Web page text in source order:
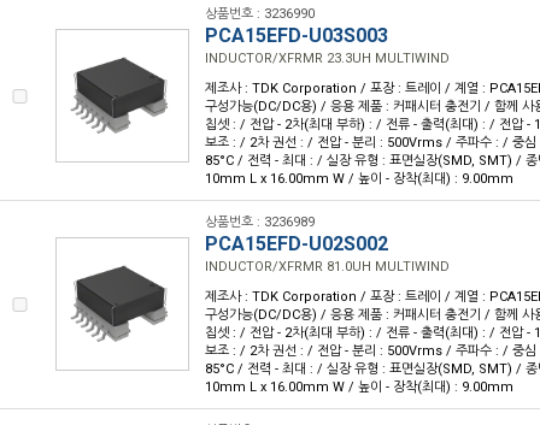
상품번호 : 3236990
PCA15EFD-U03S003
INDUCTOR/XFRMR 23.3UH MULTIWIND
제조사 : TDK Corporation / 포장 : 트레이 / 계열 :
구성가능(DC/DC용) / 응용 제품 : 커패시터 충전기 / 함께
칩셋 : / 전압 - 2차(최대 부하) : / 전류 - 출력(최대) : / 전압 -
보조 : / 2차 권선 : / 전압 - 분리 : 500Vrms / 주파수 : / 중심
85°C / 전력 - 최대 : / 실장 유형 : 표면실장(SMD, SMT) /
10mm L x 16.00mm W / 높이 - 장착(최대) : 9.00mm
상품번호 : 3236989
PCA15EFD-U02S002
INDUCTOR/XFRMR 81.0UH MULTIWIND
제조사 : TDK Corporation / 포장 : 트레이 / 계열 :
구성가능(DC/DC용) / 응용 제품 : 커패시터 충전기 / 함께
칩셋 : / 전압 - 2차(최대 부하) : / 전류 - 출력(최대) : / 전압 -
보조 : / 2차 권선 : / 전압 - 분리 : 500Vrms / 주파수 : / 중심
85°C / 전력 - 최대 : / 실장 유형 : 표면실장(SMD, SMT) /
10mm L x 16.00mm W / 높이 - 장착(최대) : 9.00mm